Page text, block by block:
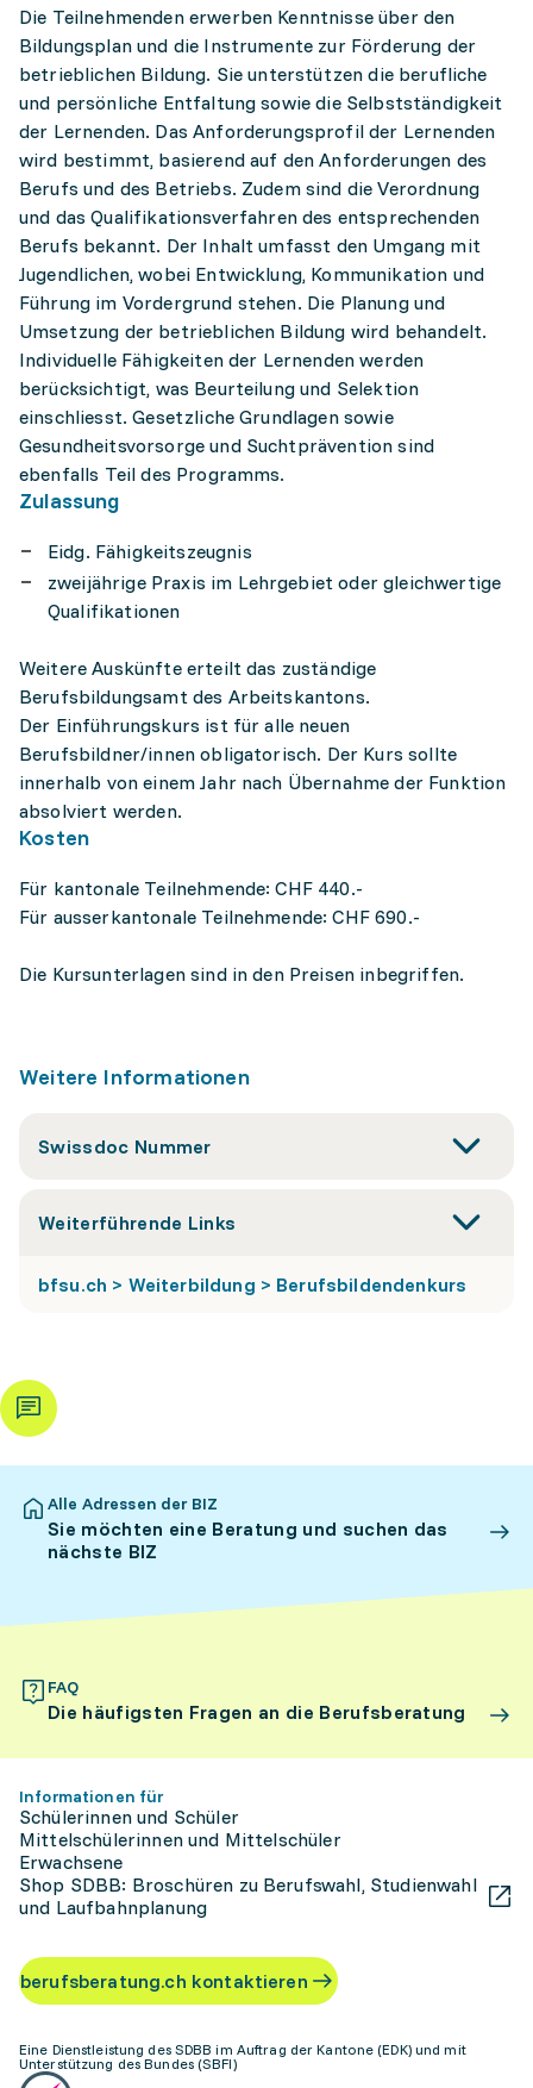
Die Teilnehmenden erwerben Kenntnisse über den
Bildungsplan und die Instrumente zur Förderung der
betrieblichen Bildung. Sie unterstützen die berufliche
und persönliche Entfaltung sowie die Selbstständigkeit
der Lernenden. Das Anforderungsprofil der Lernenden
wird bestimmt, basierend auf den Anforderungen des
Berufs und des Betriebs. Zudem sind die Verordnung
und das Qualifikationsverfahren des entsprechenden
Berufs bekannt. Der Inhalt umfasst den Umgang mit
Jugendlichen, wobei Entwicklung, Kommunikation und
Führung im Vordergrund stehen. Die Planung und
Umsetzung der betrieblichen Bildung wird behandelt.
Individuelle Fähigkeiten der Lernenden werden
berücksichtigt, was Beurteilung und Selektion
einschliesst. Gesetzliche Grundlagen sowie
Gesundheitsvorsorge und Suchtprävention sind
ebenfalls Teil des Programms.
Zulassung
Eidg. Fähigkeitszeugnis
zweijährige Praxis im Lehrgebiet oder gleichwertige
Qualifikationen
Weitere Auskünfte erteilt das zuständige
Berufsbildungsamt des Arbeitskantons.
Der Einführungskurs ist für alle neuen
Berufsbildner/innen obligatorisch. Der Kurs sollte
innerhalb von einem Jahr nach Übernahme der Funktion
absolviert werden.
Kosten
Für kantonale Teilnehmende: CHF 440.-
Für ausserkantonale Teilnehmende: CHF 690.-
Die Kursunterlagen sind in den Preisen inbegriffen.
Weitere Informationen
Swissdoc Nummer
Weiterführende Links
bfsu.ch > Weiterbildung > Berufsbildendenkurs
Alle Adressen der BIZ
Sie möchten eine Beratung und suchen das
nächste BIZ
FAQ
Die häufigsten Fragen an die Berufsberatung
Informationen für
Schülerinnen und Schüler
Mittelschülerinnen und Mittelschüler
Erwachsene
Shop SDBB: Broschüren zu Berufswahl, Studienwahl
und Laufbahnplanung
berufsberatung.ch kontaktieren
Eine Dienstleistung des SDBB im Auftrag der Kantone (EDK) und mit
Unterstützung des Bundes (SBFI)